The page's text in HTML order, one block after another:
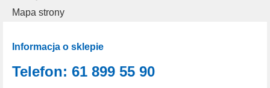
Mapa strony
Informacja o sklepie
Telefon: 61 899 55 90